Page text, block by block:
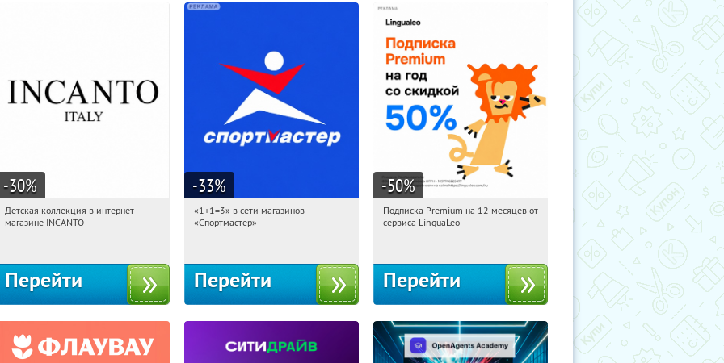
-30%
06:21:26
Получи первым!
Детская коллекция в интернет-
магазине INCANTO
Перейти
-33%
06:21:26 Получили:
«1+1=3» в сети магазинов
«Спортмастер»
Перейти
-50%
06:21:26
Получи первым!
Подписка Premium на 12 месяцев от
сервиса LinguaLeo
Перейти